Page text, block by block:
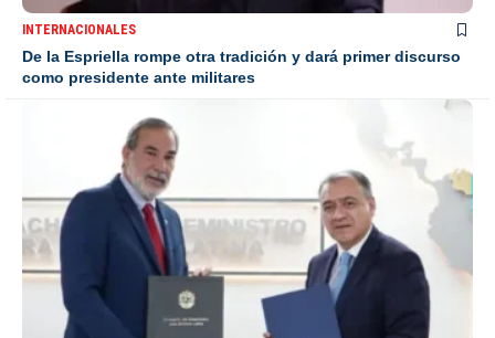
INTERNACIONALES
De la Espriella rompe otra tradición y dará primer discurso
como presidente ante militares